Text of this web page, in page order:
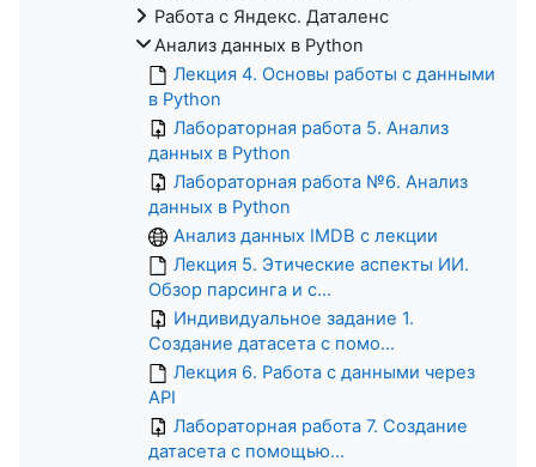
Работа с Яндекс. Даталенс
Анализ данных в Python
Лекция 4. Основы работы с данными
в Python
Лабораторная работа 5. Анализ
данных в Python
Лабораторная работа №6. Анализ
данных в Python
Анализ данных IMDB с лекции
Лекция 5. Этические аспекты ИИ.
Обзор парсинга и с...
Индивидуальное задание 1.
Создание датасета с помо...
Лекция 6. Работа с данными через
API
Лабораторная работа 7. Создание
датасета с помощью...